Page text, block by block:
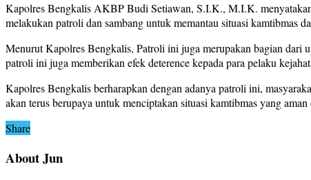
Kapolres Bengkalis AKBP Budi Setiawan, S.I.K., M.I.K.
melakukan patroli dan sambang untuk memantau situasi kamtibmas
Menurut Kapolres Bengkalis, Patroli ini juga merupakan bagian dari
patroli ini juga memberikan efek deterence kepada para pelaku
Kapolres Bengkalis berharapkan dengan adanya patroli ini,
akan terus berupaya untuk menciptakan situasi kamtibmas yang
Share
About Jun